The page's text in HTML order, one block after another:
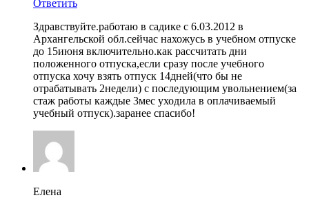
Ответить
Здравствуйте.работаю в садике с 6.03.2012 в
Архангельской обл.сейчас нахожусь в учебном отпуске
до 15июня включительно.как рассчитать дни
положенного отпуска,если сразу после учебного
отпуска хочу взять отпуск 14дней(что бы не
отрабатывать 2недели) с последующим увольнением(за
стаж работы каждые 3мес уходила в оплачиваемый
учебный отпуск).заранее спасибо!
Елена